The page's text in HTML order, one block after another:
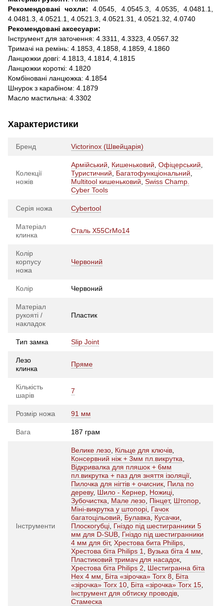
Рекомендовані чохли: 4.0545, 4.0545.3, 4.0535, 4.0481.1,
4.0481.3, 4.0521.1, 4.0521.3, 4.0521.31, 4.0521.32, 4.0740
Рекомендовані аксесуари:
Інструмент для заточення: 4.3311, 4.3323, 4.0567.32
Тримачі на ремінь: 4.1853, 4.1858, 4.1859, 4.1860
Ланцюжки довгі: 4.1813, 4.1814, 4.1815
Ланцюжки короткі: 4.1820
Комбіновані ланцюжка: 4.1854
Шнурок з карабіном: 4.1879
Масло мастильна: 4.3302
Характеристики
Бренд Victorinox (Швейцарія)
Колекції
ножів
Армійський Кишеньковий Офіцерський
Туристичний
Багатофункціональний
Multitool кишеньковий Swiss Champ.
Cyber Tools
Серія ножа Cybertool
Матеріал
клинка
Сталь X55CrMo14
Колір
корпусу
ножа
Червоний
Колір Червоний
Матеріал
рукояті /
накладок
Пластик
Тип замка Slip Joint
Лезо
клинка
Пряме
Кількість
шарів
7
Розмір ножа 91 мм
Вага 187 грам
Інструменти
Велике лезо Кільце для ключів
Консервний ніж + 3мм пл.викрутка
Відкривалка для пляшок + 6мм
пл.викрутка + паз для зняття ізоляції
Пилочка для нігтів + очисник Пила по
дереву, Шило - Кернер Ножиці
Зубочистка
Мале лезо Пінцет, Штопор
Міні-викрутка у штопорі Гачок
багатоцільовий
Булавка Кусачки
Плоскогубці Гніздо під шестигранники 5
мм для D-SUB Гніздо під шестигранники
4 мм для біт, Хрестова бита Philips
Хрестова біта Philips 1
Вузька біта 4 мм
Пластиковий тримач для насадок
Хрестова біта Philips 2
Шестигранна біта
Hex 4 мм
Біта «зірочка» Torx 8
Біта
«зірочка» Torx 10 Біта «зірочка» Torx 15
Інструмент для обтиску проводів
Стамеска